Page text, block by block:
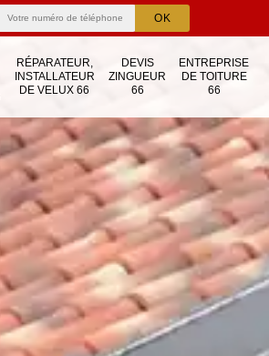
RÉPARATEUR,
INSTALLATEUR
DE VELUX 66
DEVIS
ZINGUEUR
66
ENTREPRISE
DE TOITURE
66